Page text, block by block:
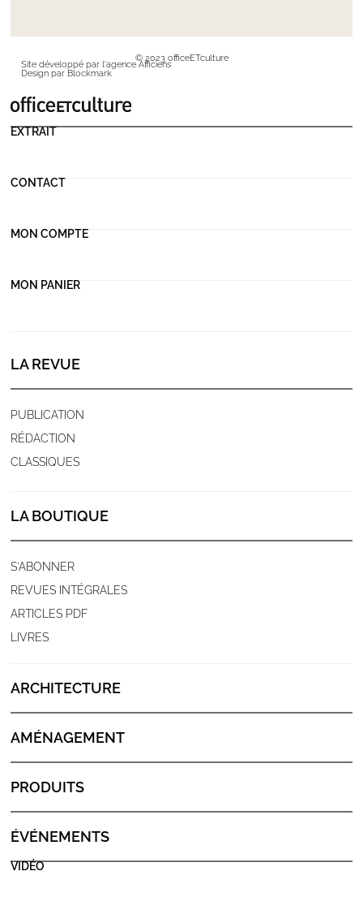
© 2023 officeETculture
Site développé par l'agence Afficiens
Design par Blockmark
EXTRAIT
CONTACT
MON COMPTE
MON PANIER
LA REVUE
PUBLICATION
RÉDACTION
CLASSIQUES
LA BOUTIQUE
S'ABONNER
REVUES INTÉGRALES
ARTICLES PDF
LIVRES
ARCHITECTURE
AMÉNAGEMENT
PRODUITS
ÉVÉNEMENTS
VIDÉO